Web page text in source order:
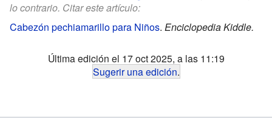
lo contrario. Citar este artículo:
Cabezón pechiamarillo para Niños. Enciclopedia Kiddle.
Última edición el 17 oct 2025, a las 11:19
Sugerir una edición.